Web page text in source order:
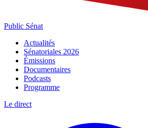
Public Sénat
Actualités
Sénatoriales 2026
Émissions
Documentaires
Podcasts
Programme
Le direct